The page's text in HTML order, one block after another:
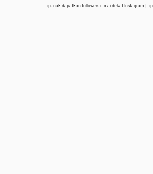
Tips nak dapatkan followers ramai dekat Instagram |